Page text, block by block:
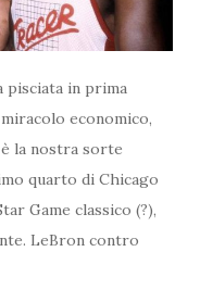
pisciata in prima
economico,
la nostra sorte
quarto di Chicago
Game classico (?),
LeBron contro